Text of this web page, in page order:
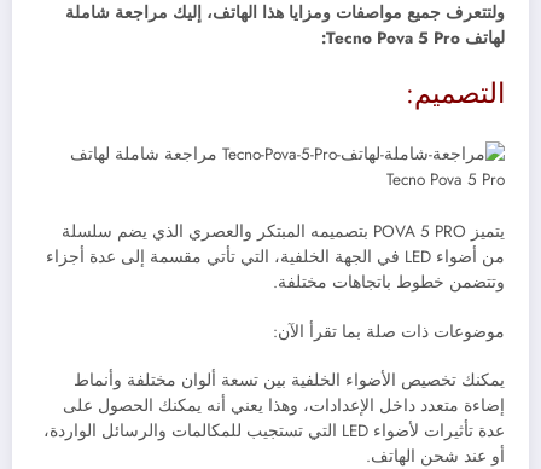
ولتتعرف جميع مواصفات ومزايا هذا الهاتف، إليك مراجعة شاملة
لهاتف Tecno Pova 5 Pro:
التصميم:
يتميز POVA 5 PRO بتصميمه المبتكر والعصري الذي يضم سلسلة
من أضواء LED في الجهة الخلفية، التي تأتي مقسمة إلى عدة أجزاء
وتتضمن خطوط باتجاهات مختلفة.
موضوعات ذات صلة بما تقرأ الآن:
يمكنك تخصيص الأضواء الخلفية بين تسعة ألوان مختلفة وأنماط
إضاءة متعدد داخل الإعدادات، وهذا يعني أنه يمكنك الحصول على
عدة تأثيرات لأضواء LED التي تستجيب للمكالمات والرسائل الواردة،
أو عند شحن الهاتف.